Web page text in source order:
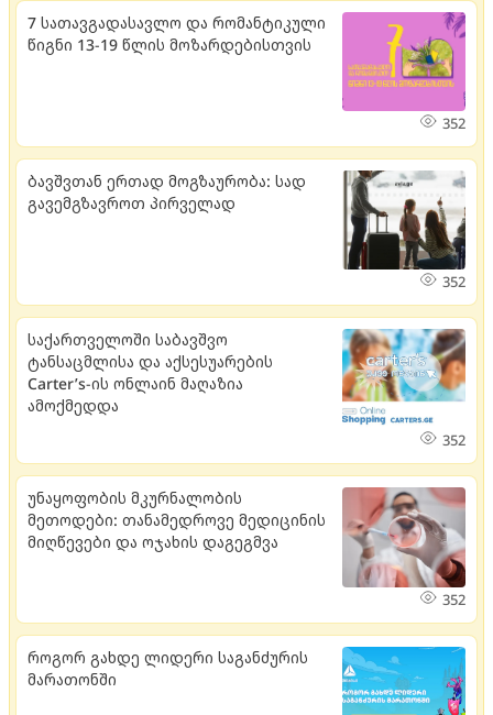
7 სათავგადასავლო და რომანტიკული
წიგნი 13-19 წლის მოზარდებისთვის
352
ბავშვთან ერთად მოგზაურობა: სად
გავემგზავროთ პირველად
352
საქართველოში საბავშვო
ტანსაცმლისა და აქსესუარების
Carter’s-ის ონლაინ მაღაზია
ამოქმედდა
352
უნაყოფობის მკურნალობის
მეთოდები: თანამედროვე მედიცინის
მიღწევები და ოჯახის დაგეგმვა
352
როგორ გახდე ლიდერი საგანძურის
მარათონში